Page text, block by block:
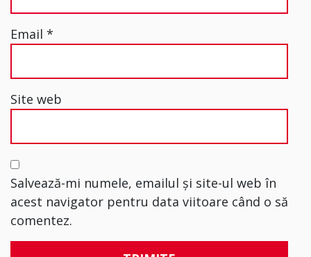
Email *
Site web
Salvează-mi numele, emailul și site-ul web în
acest navigator pentru data viitoare când o să
comentez.